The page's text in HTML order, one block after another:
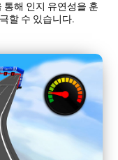
해 인지 유연성을 훈
할 수 있습니다.